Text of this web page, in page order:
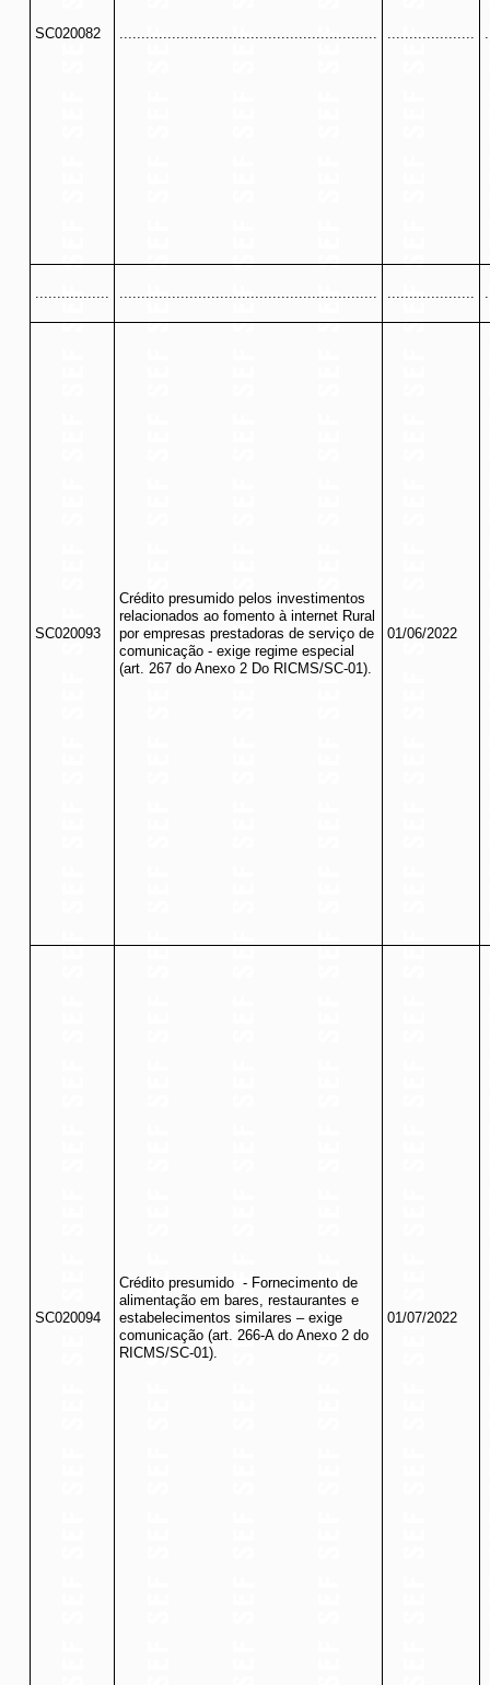
SC020082 ........................................................... ....................
................. ........................................................... ....................
SC020093
Crédito presumido pelos investimentos
relacionados ao fomento à internet Rural
por empresas prestadoras de serviço de
comunicação - exige regime especial
(art. 267 do Anexo 2 Do RICMS/SC-01).
01/06/2022
SC020094
Crédito presumido - Fornecimento de
alimentação em bares, restaurantes e
estabelecimentos similares – exige
comunicação (art. 266-A do Anexo 2 do
RICMS/SC-01).
01/07/2022